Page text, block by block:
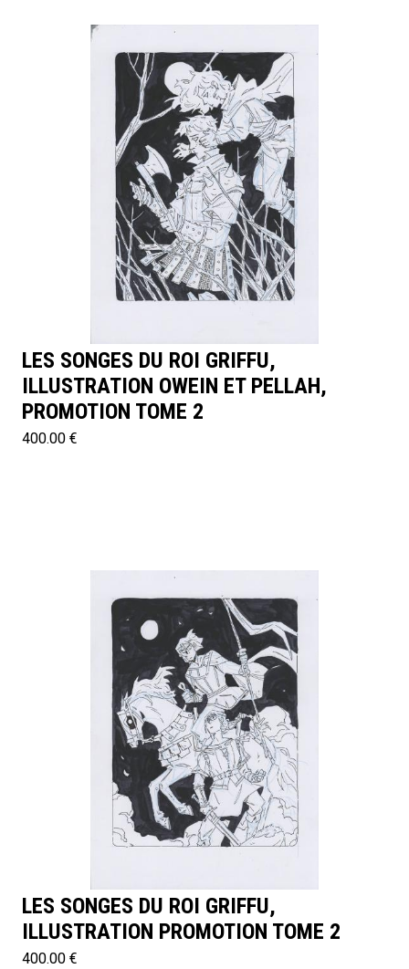
LES SONGES DU ROI GRIFFU,
ILLUSTRATION OWEIN ET PELLAH,
PROMOTION TOME 2
400.00 €
LES SONGES DU ROI GRIFFU,
ILLUSTRATION PROMOTION TOME 2
400.00 €